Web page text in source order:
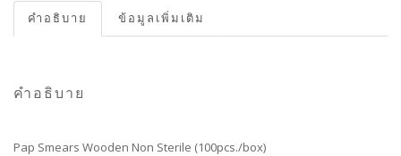
คำอธิบาย ข้อมูลเพิ่มเติม
คำอธิบาย
Pap Smears Wooden Non Sterile (100pcs./box)